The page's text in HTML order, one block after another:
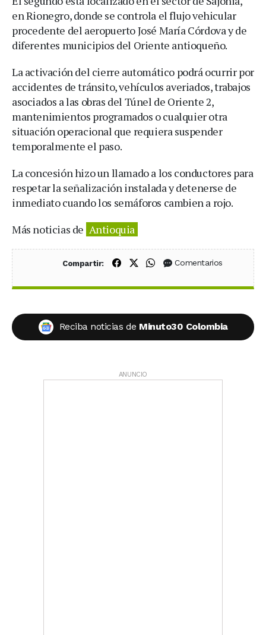
en Rionegro, donde se controla el flujo vehicular
procedente del aeropuerto José María Córdova y de
diferentes municipios del Oriente antioqueño.
La activación del cierre automático podrá ocurrir por
accidentes de tránsito, vehículos averiados, trabajos
asociados a las obras del Túnel de Oriente 2,
mantenimientos programados o cualquier otra
situación operacional que requiera suspender
temporalmente el paso.
La concesión hizo un llamado a los conductores para
respetar la señalización instalada y detenerse de
inmediato cuando los semáforos cambien a rojo.
Más noticias de Antioquia
Compartir: Compartir en Facebook
Compartir en X (Twitter)
Compartir en WhatsApp
Comentarios
Reciba noticias de Minuto30 Colombia
ANUNCIO